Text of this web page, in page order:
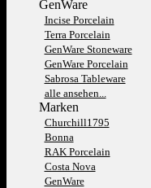
GenWare
Incise Porcelain
Terra Porcelain
GenWare Stoneware
GenWare Porcelain
Sabrosa Tableware
alle ansehen...
Marken
Churchill1795
Bonna
RAK Porcelain
Costa Nova
GenWare